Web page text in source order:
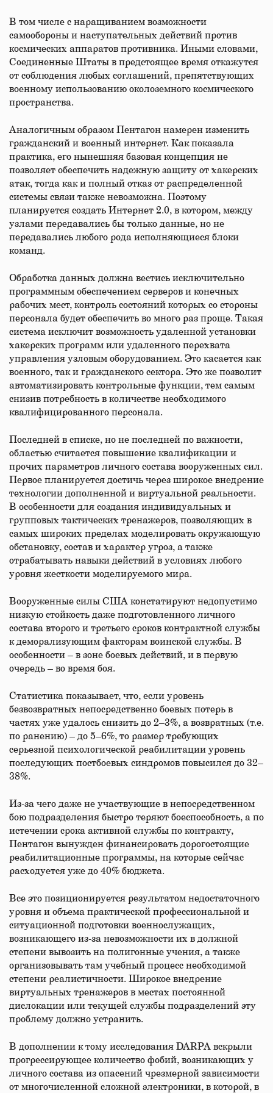
В том числе с наращиванием возможности
самообороны и наступательных действий против
космических аппаратов противника. Иными словами,
Соединенные Штаты в предстоящее время откажутся
от соблюдения любых соглашений, препятствующих
военному использованию околоземного космического
пространства.
Аналогичным образом Пентагон намерен изменить
гражданский и военный интернет. Как показала
практика, его нынешняя базовая концепция не
позволяет обеспечить надежную защиту от хакерских
атак, тогда как и полный отказ от распределенной
системы связи также невозможна. Поэтому
планируется создать Интернет 2.0, в котором, между
узлами передавались бы только данные, но не
передавались любого рода исполняющиеся блоки
команд.
Обработка данных должна вестись исключительно
программным обеспечением серверов и конечных
рабочих мест, контроль состояний которых со стороны
персонала будет обеспечить во много раз проще. Такая
система исключит возможность удаленной установки
хакерских программ или удаленного перехвата
управления узловым оборудованием. Это касается как
военного, так и гражданского сектора. Это же позволит
автоматизировать контрольные функции, тем самым
снизив потребность в количестве необходимого
квалифицированного персонала.
Последней в списке, но не последней по важности,
областью считается повышение квалификации и
прочих параметров личного состава вооруженных сил.
Первое планируется достичь через широкое внедрение
технологии дополненной и виртуальной реальности.
В особенности для создания индивидуальных и
групповых тактических тренажеров, позволяющих в
самых широких пределах моделировать окружающую
обстановку, состав и характер угроз, а также
отрабатывать навыки действий в условиях любого
уровня жесткости моделируемого мира.
Вооруженные силы США констатируют недопустимо
низкую стойкость даже подготовленного личного
состава второго и третьего сроков контрактной службы
к деморализующим факторам воинской службы. В
особенности – в зоне боевых действий, и в первую
очередь – во время боя.
Статистика показывает, что, если уровень
безвозвратных непосредственно боевых потерь в
частях уже удалось снизить до 2–3%, а возвратных (т.е.
по ранению) – до 5–6%, то размер требующих
серьезной психологической реабилитации уровень
последующих постбоевых синдромов повысился до 32–
38%.
Из-за чего даже не участвующие в непосредственном
бою подразделения быстро теряют боеспособность, а по
истечении срока активной службы по контракту,
Пентагон вынужден финансировать дорогостоящие
реабилитационные программы, на которые сейчас
расходуется уже до 40% бюджета.
Все это позиционируется результатом недостаточного
уровня и объема практической профессиональной и
ситуационной подготовки военнослужащих,
возникающего из-за невозможности их в должной
степени вывозить на полигонные учения, а также
организовывать там учебный процесс необходимой
степени реалистичности. Широкое внедрение
виртуальных тренажеров в местах постоянной
дислокации или текущей службы подразделений эту
проблему должно устранить.
В дополнении к тому исследования DARPA вскрыли
прогрессирующее количество фобий, возникающих у
личного состава из опасений чрезмерной зависимости
от многочисленной сложной электроники, в которой, в